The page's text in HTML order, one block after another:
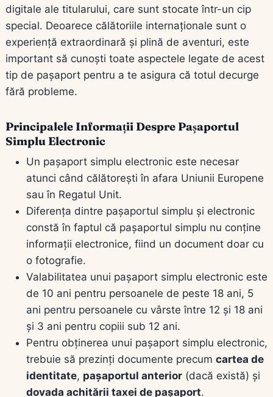
digitale ale titularului, care sunt stocate într-un cip
special. Deoarece călătoriile internaționale sunt o
experiență extraordinară și plină de aventuri, este
important să cunoști toate aspectele legate de acest
tip de pașaport pentru a te asigura că totul decurge
fără probleme.
Principalele Informații Despre Pașaportul
Simplu Electronic
Un pașaport simplu electronic este necesar
atunci când călătorești în afara Uniunii Europene
sau în Regatul Unit.
Diferența dintre pașaportul simplu și electronic
constă în faptul că pașaportul simplu nu conține
informații electronice, fiind un document doar cu
o fotografie.
Valabilitatea unui pașaport simplu electronic este
de 10 ani pentru persoanele de peste 18 ani, 5
ani pentru persoanele cu vârste între 12 și 18 ani
și 3 ani pentru copiii sub 12 ani.
Pentru obținerea unui pașaport simplu electronic,
trebuie să prezinți documente precum cartea de
identitate, pașaportul anterior (dacă există) și
dovada achitării taxei de pașaport.